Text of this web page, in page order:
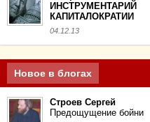
ИНСТРУМЕНТАРИЙ
КАПИТАЛОКРАТИИ
04.12.13
Новое в блогах
Строев Сергей
Предощущение бойни